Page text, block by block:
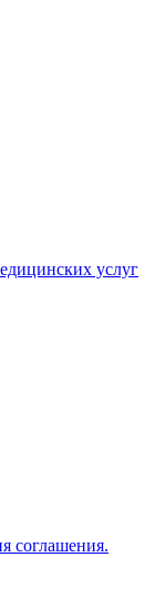
услуг
соглашения.